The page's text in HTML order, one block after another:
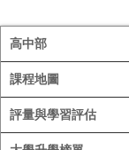
高中部
課程地圖
評量與學習評估